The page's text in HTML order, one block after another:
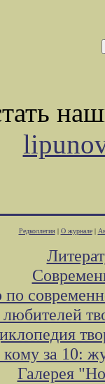
Редколлегия| О журнале|
по
кому за 10:
Галерея